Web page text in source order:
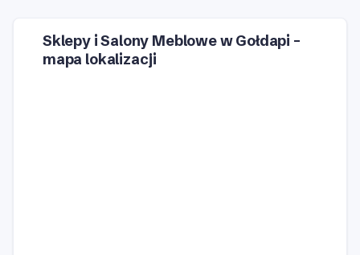
Sklepy i Salony Meblowe w Gołdapi –
mapa lokalizacji